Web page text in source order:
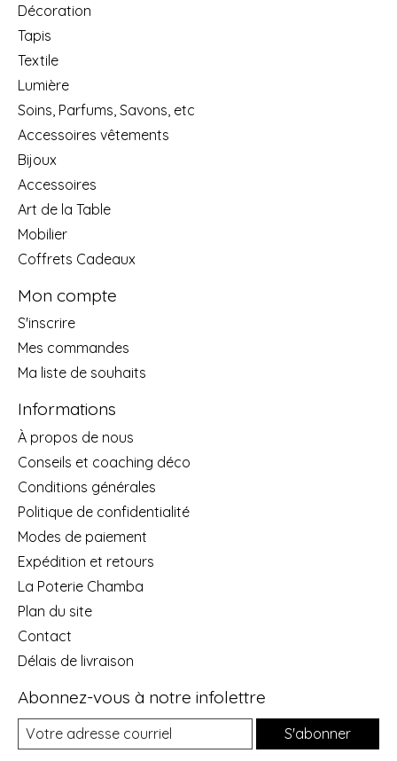
Décoration
Tapis
Textile
Lumière
Soins, Parfums, Savons, etc
Accessoires vêtements
Bijoux
Accessoires
Art de la Table
Mobilier
Coffrets Cadeaux
Mon compte
S'inscrire
Mes commandes
Ma liste de souhaits
Informations
À propos de nous
Conseils et coaching déco
Conditions générales
Politique de confidentialité
Modes de paiement
Expédition et retours
La Poterie Chamba
Plan du site
Contact
Délais de livraison
Abonnez-vous à notre infolettre
S'abonner